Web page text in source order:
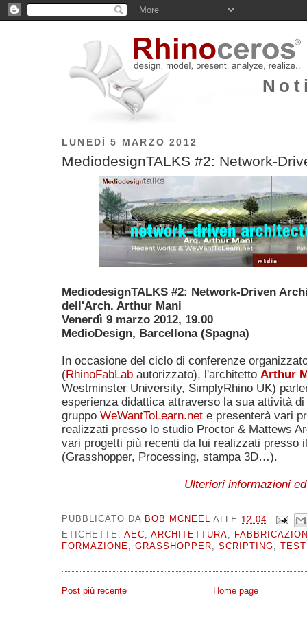
LUNEDÌ 5 MARZO 2012
MediodesignTALKS #2: Network-
MediodesignTALKS #2: Network-Driven
dell'Arch. Arthur Mani
Venerdì 9 marzo 2012, 19.00
MedioDesign, Barcellona (Spagna)
In occasione del ciclo di conferenze
(RhinoFabLab autorizzato), l'architetto Arthur
Westminster University, SimplyRhino UK)
esperienza didattica attraverso la sua attività
gruppo WeWantToLearn.net e presenterà vari
realizzati presso lo studio Proctor & Mattews
vari progetti più recenti da lui realizzati presso
(Grasshopper, Processing, stampa 3D…).
Ulteriori informazioni
PUBBLICATO DA BOB MCNEEL ALLE 12:04
ETICHETTE: AEC, ARCHITETTURA,
FORMAZIONE, GRASSHOPPER, SCRIPTING,
Post più recente Home page